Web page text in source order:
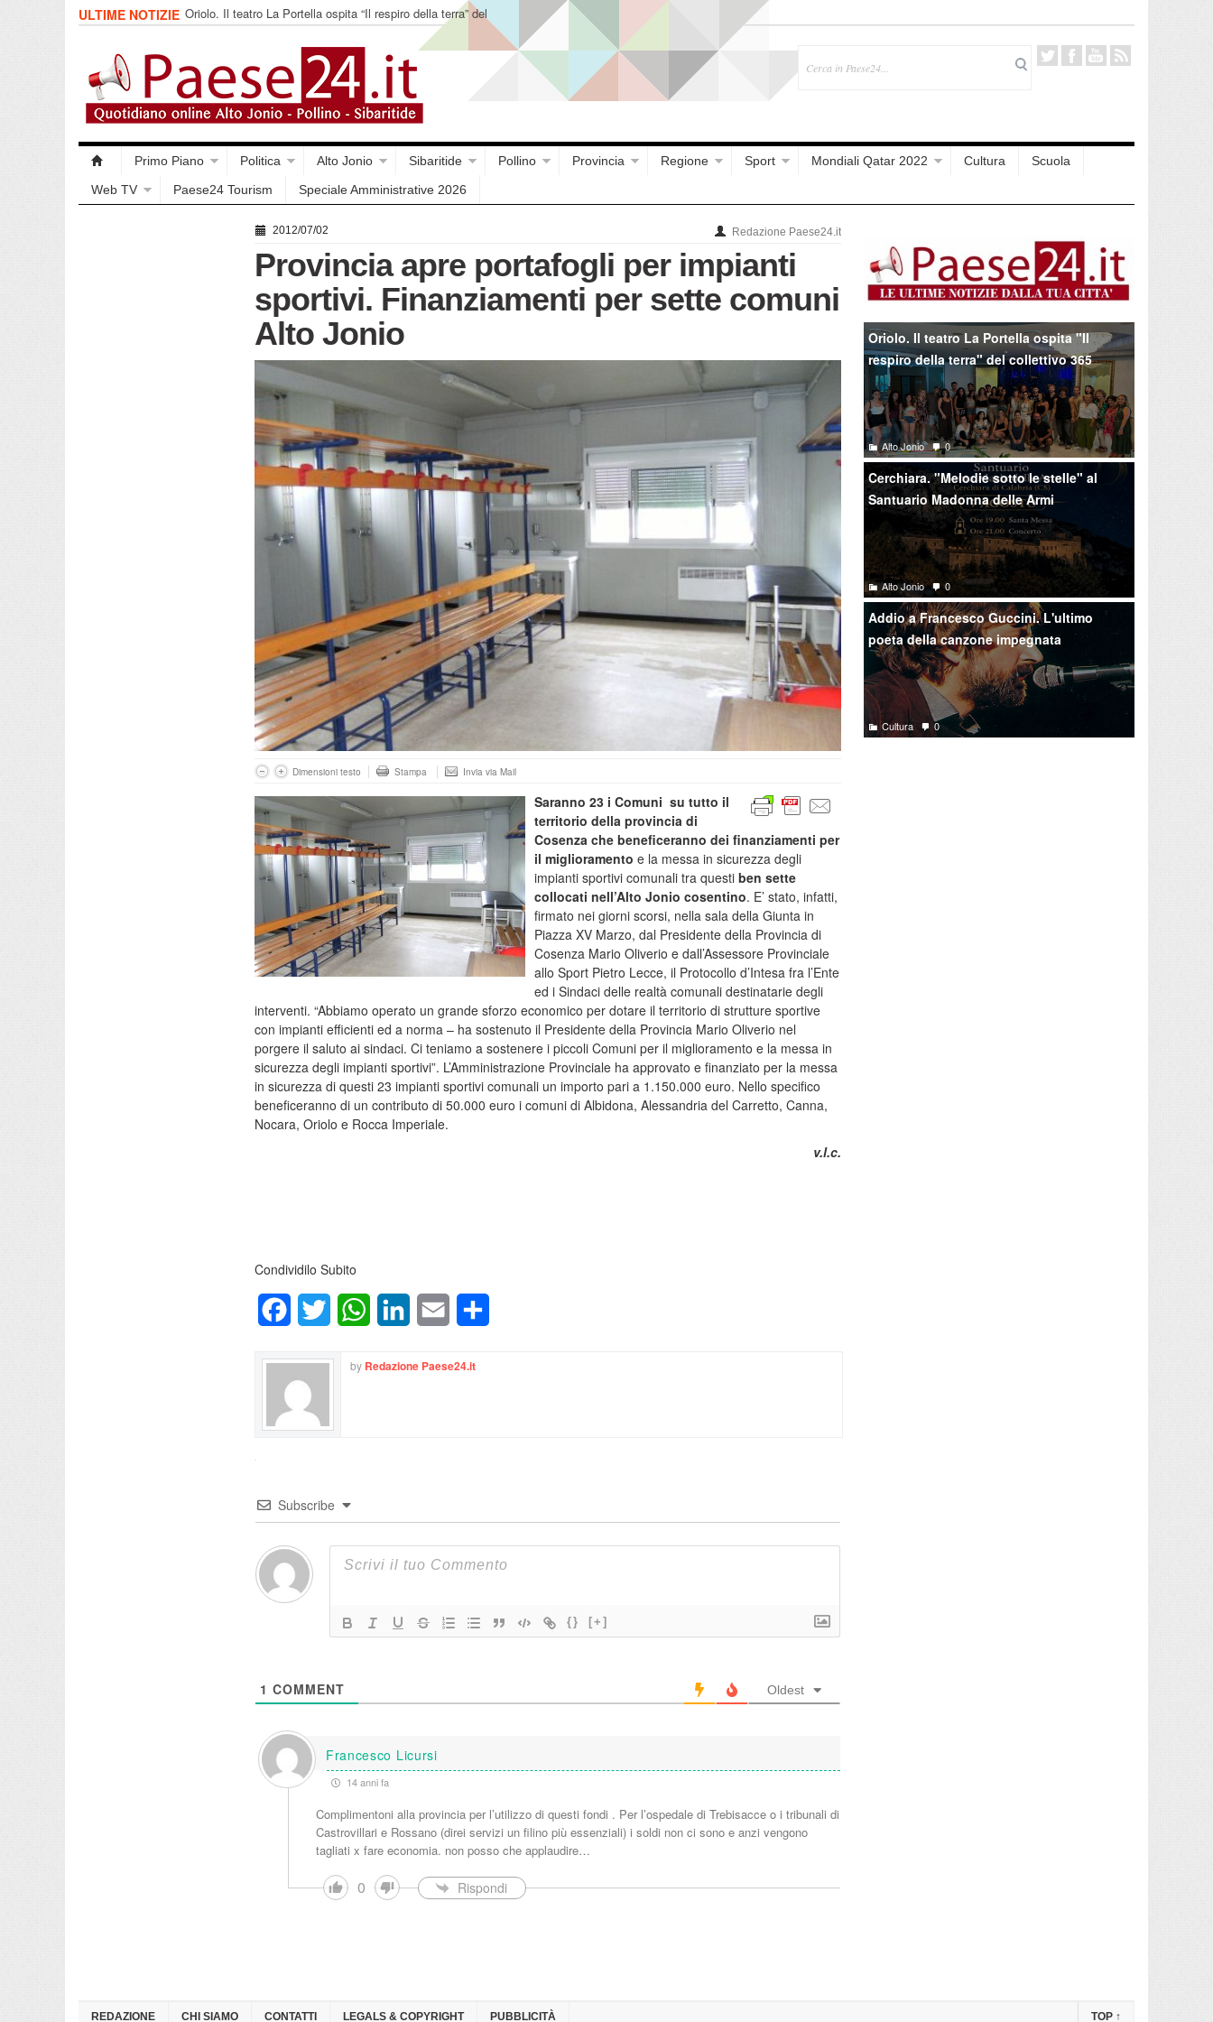
ULTIME NOTIZIE Oriolo. Il teatro La Portella ospita “Il respiro della terra” del
collettivo 365
Primo Piano Politica Alto Jonio Sibaritide Pollino Provincia Regione Sport Mondiali Qatar 2022 Cultura
Scuola
Web TV
Paese24 Tourism Speciale Amministrative 2026
2012/07/02 Redazione Paese24.it
Provincia apre portafogli per impianti
sportivi. Finanziamenti per sette comuni
Alto Jonio
Dimensioni testo Stampa Invia via Mail
Saranno 23 i Comuni su tutto il
territorio della provincia di
Cosenza che beneficeranno dei finanziamenti per
il miglioramento e la messa in sicurezza degli
impianti sportivi comunali tra questi ben sette
collocati nell’Alto Jonio cosentino. E’ stato, infatti,
firmato nei giorni scorsi, nella sala della Giunta in
Piazza XV Marzo, dal Presidente della Provincia di
Cosenza Mario Oliverio e dall’Assessore Provinciale
allo Sport Pietro Lecce, il Protocollo d’Intesa fra l’Ente
ed i Sindaci delle realtà comunali destinatarie degli
interventi. “Abbiamo operato un grande sforzo economico per dotare il territorio di strutture sportive
con impianti efficienti ed a norma – ha sostenuto il Presidente della Provincia Mario Oliverio nel
porgere il saluto ai sindaci. Ci teniamo a sostenere i piccoli Comuni per il miglioramento e la messa in
sicurezza degli impianti sportivi”. L’Amministrazione Provinciale ha approvato e finanziato per la messa
in sicurezza di questi 23 impianti sportivi comunali un importo pari a 1.150.000 euro. Nello specifico
beneficeranno di un contributo di 50.000 euro i comuni di Albidona, Alessandria del Carretto, Canna,
Nocara, Oriolo e Rocca Imperiale.
v.l.c.
Condividilo Subito
FacebookTwitter WhatsAppLinkedInEmail
by Redazione Paese24.it
Subscribe
{} [+]
1 COMMENT Oldest
Francesco Licursi
14 anni fa
Complimentoni alla provincia per l’utilizzo di questi fondi . Per l’ospedale di Trebisacce o i tribunali di
Castrovillari e Rossano (direi servizi un filino più essenziali) i soldi non ci sono e anzi vengono
tagliati x fare economia. non posso che applaudire…
0 Rispondi
Oriolo. Il teatro La Portella ospita "Il
respiro della terra" del collettivo 365
Alto Jonio 0
Cerchiara. "Melodie sotto le stelle" al
Santuario Madonna delle Armi
Alto Jonio 0
Addio a Francesco Guccini. L'ultimo
poeta della canzone impegnata
Cultura 0
REDAZIONE CHI SIAMO CONTATTI LEGALS & COPYRIGHT PUBBLICITÀ TOP ↑